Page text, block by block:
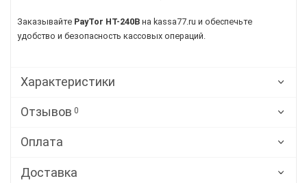
Заказывайте PayTor HT-240B на kassa77.ru и обеспечьте
удобство и безопасность кассовых операций.
Характеристики
Отзывов 0
Оплата
Доставка